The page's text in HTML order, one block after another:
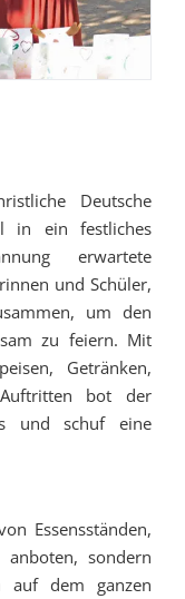
Deutsche
in ein festliches
erwartete
und Schüler,
um den
zu feiern. Mit
Getränken,
bot der
und schuf eine
Essensständen,
sondern
auf dem ganzen